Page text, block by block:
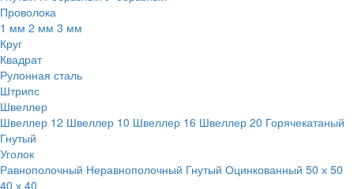
Проволока
1 мм 2 мм 3 мм
Круг
Квадрат
Рулонная сталь
Штрипс
Швеллер
Швеллер 12 Швеллер 10 Швеллер 16 Швеллер 20 Горячекатаный
Гнутый
Уголок
Равнополочный Неравнополочный Гнутый Оцинкованный 50 х 50
40 х 40